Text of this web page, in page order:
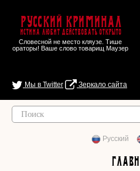
Русский Криминал
Истина любит действовать открыто
Словесной не место кляузе. Тише
ораторы! Ваше слово товарищ Маузер
Мы в Twitter Зеркало сайта
Русский